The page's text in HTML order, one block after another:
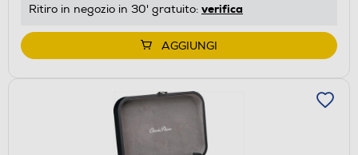
Ritiro in negozio in 30' gratuito: verifica
AGGIUNGI